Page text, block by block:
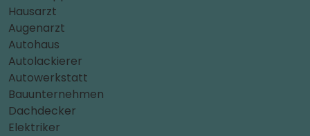
Hausarzt
Augenarzt
Autohaus
Autolackierer
Autowerkstatt
Bauunternehmen
Dachdecker
Elektriker